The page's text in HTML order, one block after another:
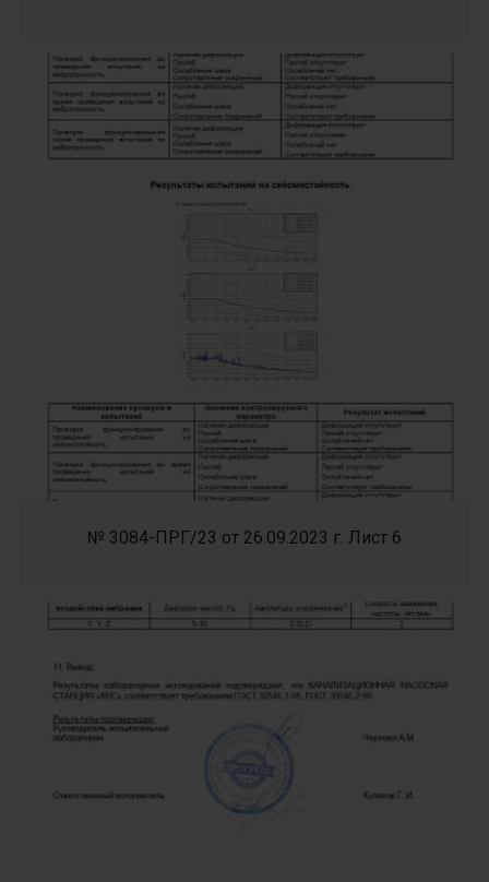
№ 3084-ПРГ/23 от 26.09.2023 г. Лист 6